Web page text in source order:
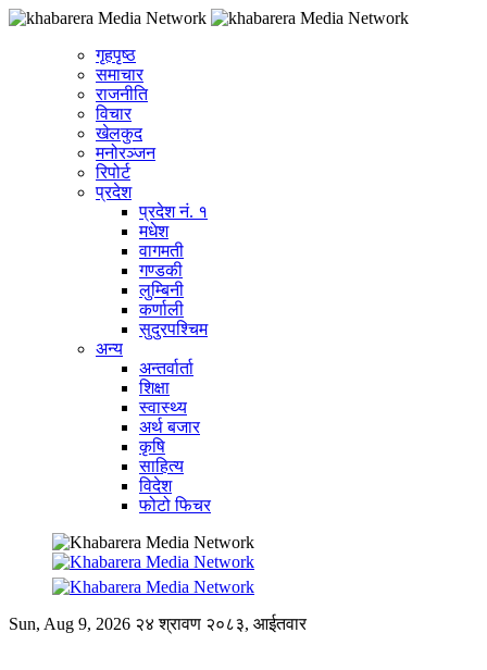
गृहपृष्ठ
समाचार
राजनीति
विचार
खेलकुद
मनोरञ्जन
रिपोर्ट
प्रदेश
प्रदेश नं. १
मधेश
वागमती
गण्डकी
लुम्बिनी
कर्णाली
सुदुरपश्चिम
अन्य
अन्तर्वार्ता
शिक्षा
स्वास्थ्य
अर्थ बजार
कृषि
साहित्य
विदेश
फोटो फिचर
Sun, Aug 9, 2026 २४ श्रावण २०८३, आईतवार